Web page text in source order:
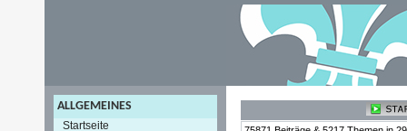
ALLGEMEINES
Startseite